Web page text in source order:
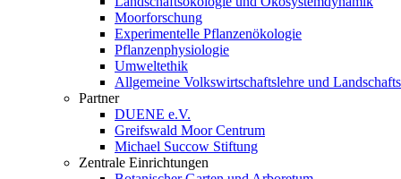
Moorforschung
Experimentelle Pflanzenökologie
Pflanzenphysiologie
Umweltethik
Allgemeine Volkswirtschaftslehre und
Partner
DUENE e.V.
Greifswald Moor Centrum
Michael Succow Stiftung
Zentrale Einrichtungen